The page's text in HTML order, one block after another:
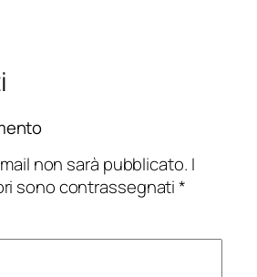
non sarà pubblicato. I
sono contrassegnati*